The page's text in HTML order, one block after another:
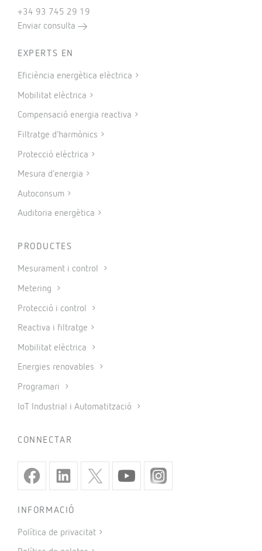
+34 93 745 29 19
Enviar consulta
EXPERTS EN
Eficiència energètica elèctrica
Mobilitat elèctrica
Compensació energia reactiva
Filtratge d’harmònics
Protecció elèctrica
Mesura d’energia
Autoconsum
Auditoria energètica
PRODUCTES
Mesurament i control
Metering
Protecció i control
Reactiva i filtratge
Mobilitat elèctrica
Energies renovables
Programari
IoT Industrial i Automatització
CONNECTAR
INFORMACIÓ
Política de privacitat